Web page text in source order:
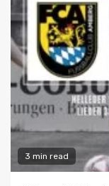
3 min read